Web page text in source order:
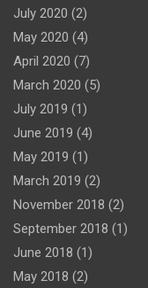
July 2020 (2)
May 2020 (4)
April 2020 (7)
March 2020 (5)
July 2019 (1)
June 2019 (4)
May 2019 (1)
March 2019 (2)
November 2018 (2)
September 2018 (1)
June 2018 (1)
May 2018 (2)